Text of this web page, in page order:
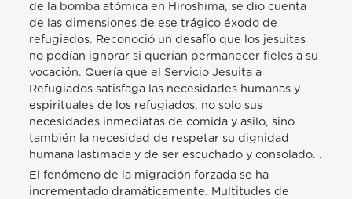
de la bomba atómica en Hiroshima, se dio cuenta
de las dimensiones de ese trágico éxodo de
refugiados. Reconoció un desafío que los jesuitas
no podían ignorar si querían permanecer fieles a su
vocación. Quería que el Servicio Jesuita a
Refugiados satisfaga las necesidades humanas y
espirituales de los refugiados, no solo sus
necesidades inmediatas de comida y asilo, sino
también la necesidad de respetar su dignidad
humana lastimada y de ser escuchado y consolado. .
El fenómeno de la migración forzada se ha
incrementado dramáticamente. Multitudes de